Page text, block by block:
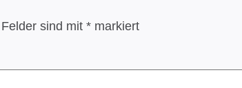
sind mit *markiert